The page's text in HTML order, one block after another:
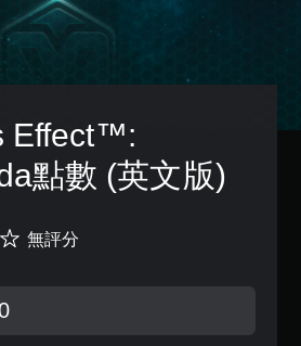
Effect™:
點數 (英文版)
無評分